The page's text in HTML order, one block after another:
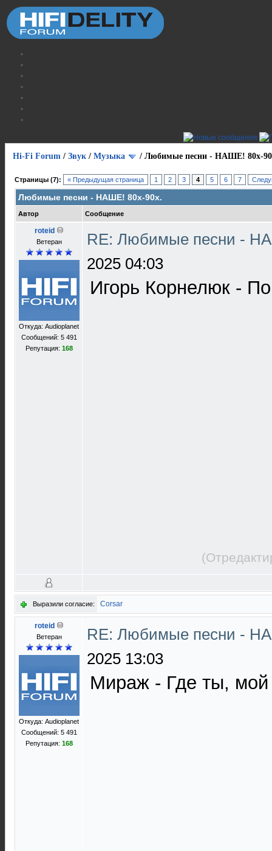
Hi-Fi Forum / Звук / Музыка / Любимые песни - НАШЕ! 80х-
Страницы (7): « Предыдущая страница 1 2 3 4 5 6 7
Любимые песни - НАШЕ! 80х-90х.
Автор Сообщение
roteid
Ветеран
Откуда: Audioplanet
Сообщений: 5 491
Репутация: 168
RE: Любимые песни -
2025 04:03
Игорь Корнелюк -
Выразили согласие: Corsar
roteid
Ветеран
Откуда: Audioplanet
Сообщений: 5 491
Репутация: 168
RE: Любимые песни -
2025 13:03
Мираж - Где ты, мой